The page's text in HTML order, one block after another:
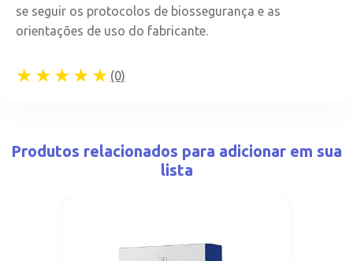
se seguir os protocolos de biossegurança e as
orientações de uso do fabricante.
★★★★★ (0)
Produtos relacionados para adicionar em sua
lista